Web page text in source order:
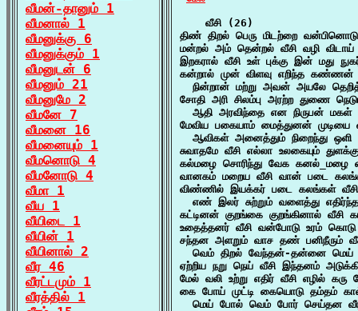
வீமன்-தானும் 1
வீமனால் 1
வீமனுக்கு 6
வீமனுக்கும் 1
வீமனுடன் 6
வீமனும் 21
வீமனுமே 2
வீமனே 7
வீமனை 16
வீமனையும் 1
வீமனொடு 4
வீமனோடு 4
வீமா 1
வீய 1
வீயிடை 1
வீயின் 1
வீயினால் 2
வீர 46
வீரட்டமும் 1
வீரத்தில் 1
    வீசி (26)
திண் திறல் பெரு மிடற்றை
மன்றல் அம் தென்றல் வீசி வழி
இறகரால் வீசி உள் புக்கு இன் மது
கன்றால் முன் விளவு எறிந்த கண்ணன்
நின்றான் மற்று அவன் அயலே
சோதி அரி சிலம்பு அரற்ற துணை
ஆதி அரவிந்தை என நிருபன் மகள்
மேவிய பகையாம் மைத்துனன்
ஆவிகள் அனைத்தும் நிறைந்து ஒளி
சுவாதமே வீசி எல்லா உலகையும்
கல்மழை சொரிந்து வேக கனல்_மழை
வானகம் மறைய வீசி வான் படை
விண்ணில் இயக்கர் படை கலங்கள் வீசி
எண் இலர் சுற்றும் வளைத்து
கட்டினன் குறங்கை குறங்கினால் வீசி
உதைத்தனர் வீசி வன்போடு உரம்
சந்தன அளறும் வாச தண் பனிநீரும்
வெம் திறல் வேந்தன்-தன்னை மெய்
ஏற்றிய நறு நெய் வீசி இந்தனம்
மேல் வலி உற்று எதிர் வீசி எழில் கரு
கை போய் முட்டி கையொடு தம்தம்
மெய் போல் வெம் போர் செய்தன